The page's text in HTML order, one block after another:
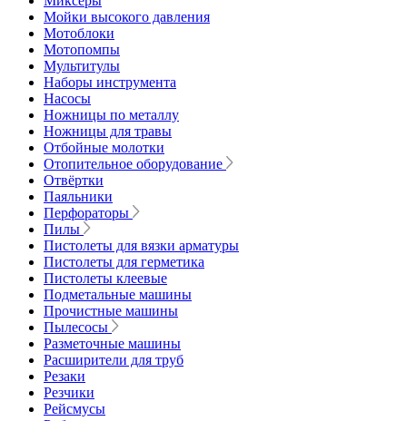
Мойки высокого давления
Мотоблоки
Мотопомпы
Мультитулы
Наборы инструмента
Насосы
Ножницы по металлу
Ножницы для травы
Отбойные молотки
Отопительное оборудование
Отвёртки
Паяльники
Перфораторы
Пилы
Пистолеты для вязки арматуры
Пистолеты для герметика
Пистолеты клеевые
Подметальные машины
Прочистные машины
Пылесосы
Разметочные машины
Расширители для труб
Резаки
Резчики
Рейсмусы